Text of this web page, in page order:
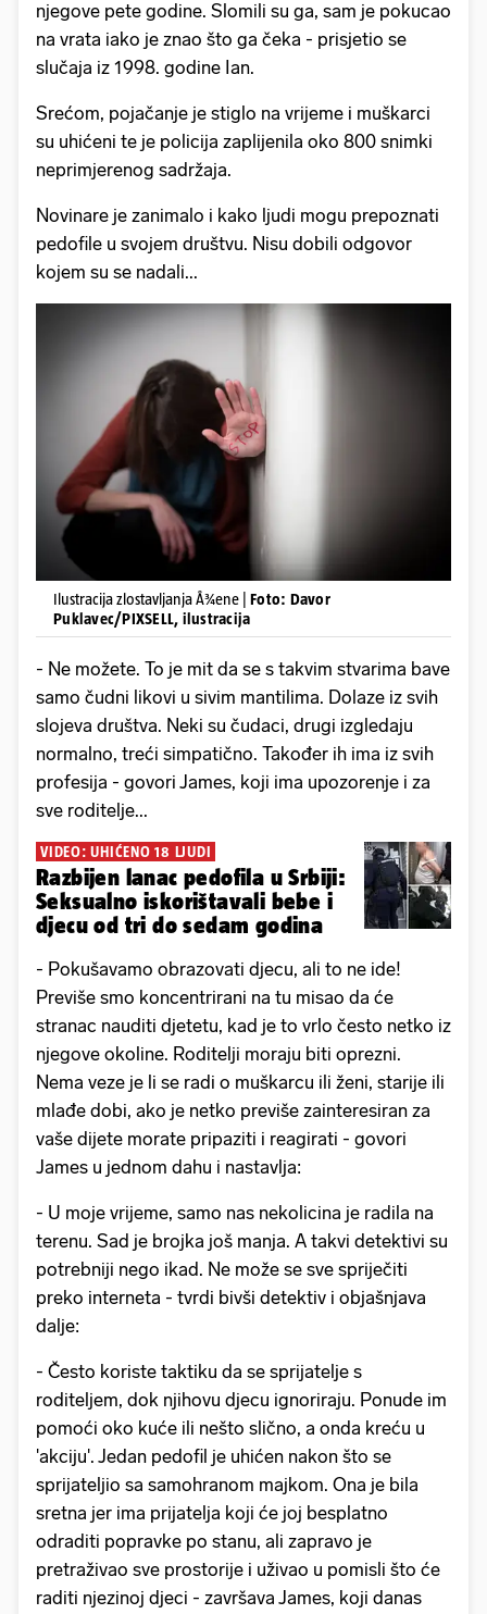
njegove pete godine. Slomili su ga, sam je pokucao
na vrata iako je znao što ga čeka - prisjetio se
slučaja iz 1998. godine Ian.
Srećom, pojačanje je stiglo na vrijeme i muškarci
su uhićeni te je policija zaplijenila oko 800 snimki
neprimjerenog sadržaja.
Novinare je zanimalo i kako ljudi mogu prepoznati
pedofile u svojem društvu. Nisu dobili odgovor
kojem su se nadali...
Ilustracija zlostavljanja Å¾ene | Foto: Davor
Puklavec/PIXSELL, ilustracija
- Ne možete. To je mit da se s takvim stvarima bave
samo čudni likovi u sivim mantilima. Dolaze iz svih
slojeva društva. Neki su čudaci, drugi izgledaju
normalno, treći simpatično. Također ih ima iz svih
profesija - govori James, koji ima upozorenje i za
sve roditelje...
VIDEO: UHIĆENO 18 LJUDI
Razbijen lanac pedofila u Srbiji:
Seksualno iskorištavali bebe i
djecu od tri do sedam godina
- Pokušavamo obrazovati djecu, ali to ne ide!
Previše smo koncentrirani na tu misao da će
stranac nauditi djetetu, kad je to vrlo često netko iz
njegove okoline. Roditelji moraju biti oprezni.
Nema veze je li se radi o muškarcu ili ženi, starije ili
mlađe dobi, ako je netko previše zainteresiran za
vaše dijete morate pripaziti i reagirati - govori
James u jednom dahu i nastavlja:
- U moje vrijeme, samo nas nekolicina je radila na
terenu. Sad je brojka još manja. A takvi detektivi su
potrebniji nego ikad. Ne može se sve spriječiti
preko interneta - tvrdi bivši detektiv i objašnjava
dalje:
- Često koriste taktiku da se sprijatelje s
roditeljem, dok njihovu djecu ignoriraju. Ponude im
pomoći oko kuće ili nešto slično, a onda kreću u
'akciju'. Jedan pedofil je uhićen nakon što se
sprijateljio sa samohranom majkom. Ona je bila
sretna jer ima prijatelja koji će joj besplatno
odraditi popravke po stanu, ali zapravo je
pretraživao sve prostorije i uživao u pomisli što će
raditi njezinoj djeci - završava James, koji danas